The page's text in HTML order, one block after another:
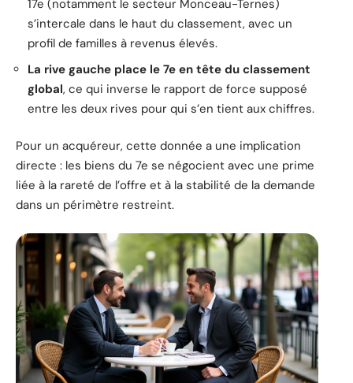
17e (notamment le secteur Monceau-Ternes)
s’intercale dans le haut du classement, avec un
profil de familles à revenus élevés.
La rive gauche place le 7e en tête du classement
global, ce qui inverse le rapport de force supposé
entre les deux rives pour qui s’en tient aux chiffres.
Pour un acquéreur, cette donnée a une implication
directe : les biens du 7e se négocient avec une prime
liée à la rareté de l’offre et à la stabilité de la demande
dans un périmètre restreint.